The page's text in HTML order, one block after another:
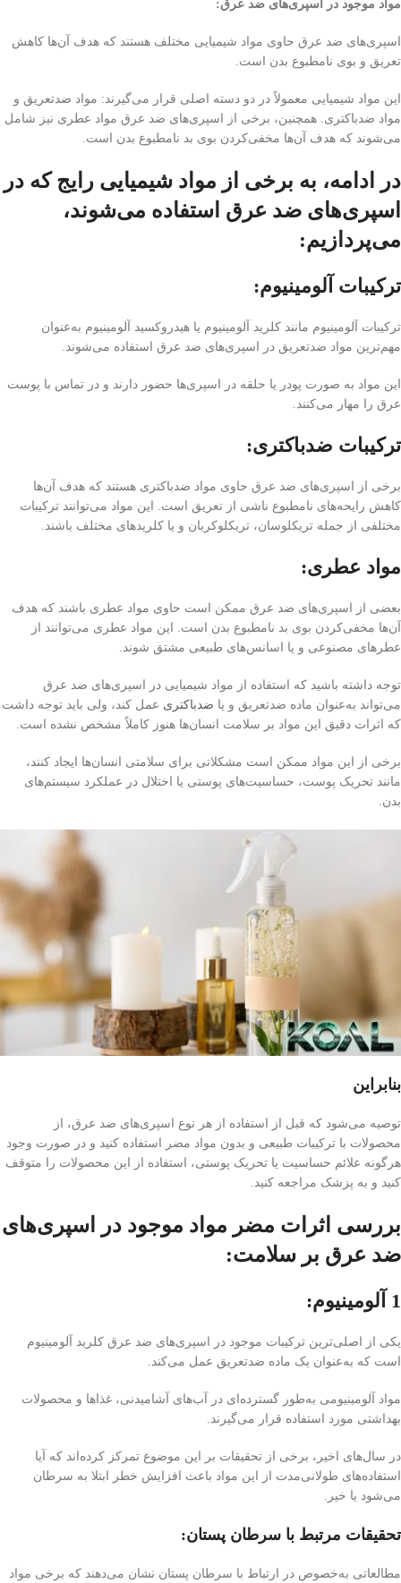
مواد موجود در اسپری‌های ضد عرق:
اسپری‌های ضد عرق حاوی مواد شیمیایی مختلف هستند که هدف آن‌ها کاهش
تعریق و بوی نامطبوع بدن است.
این مواد شیمیایی معمولاً در دو دسته اصلی قرار می‌گیرند: مواد ضد‌تعریق و
مواد ضد‌باکتری. همچنین، برخی از اسپری‌های ضد عرق مواد عطری نیز شامل
می‌شوند که هدف آن‌ها مخفی‌کردن بوی بد نامطبوع بدن است.
در ادامه، به برخی از مواد شیمیایی رایج که در
اسپری‌های ضد عرق استفاده می‌شوند،
می‌پردازیم:
ترکیبات آلومینیوم:
ترکیبات آلومینیوم مانند کلرید آلومینیوم یا هیدروکسید آلومینیوم به‌عنوان
مهم‌ترین مواد ضد‌تعریق در اسپری‌های ضد عرق استفاده می‌شوند.
این مواد به صورت پودر یا حلقه در اسپری‌ها حضور دارند و در تماس با پوست
عرق را مهار می‌کنند.
ترکیبات ضد‌باکتری:
برخی از اسپری‌های ضد عرق حاوی مواد ضد‌باکتری هستند که هدف آن‌ها
کاهش رایحه‌های نامطبوع ناشی از تعریق است. این مواد می‌توانند ترکیبات
مختلفی از جمله تریکلوسان، تریکلوکربان و یا کلرید‌های مختلف باشند.
مواد عطری:
بعضی از اسپری‌های ضد عرق ممکن است حاوی مواد عطری باشند که هدف
آن‌ها مخفی‌کردن بوی بد نامطبوع بدن است. این مواد عطری می‌توانند از
عطرهای مصنوعی و یا اسانس‌های طبیعی مشتق شوند.
توجه داشته باشید که استفاده از مواد شیمیایی در اسپری‌های ضد عرق
می‌تواند به‌عنوان ماده ضد‌تعریق و یا ضد‌باکتری عمل کند، ولی باید توجه داشت
که اثرات دقیق این مواد بر سلامت انسان‌ها هنوز کاملاً مشخص نشده است.
برخی از این مواد ممکن است مشکلاتی برای سلامتی انسان‌ها ایجاد کنند،
مانند تحریک پوست، حساسیت‌های پوستی یا اختلال در عملکرد سیستم‌های
بدن.
بنابراین
توصیه می‌شود که قبل از استفاده از هر نوع اسپری‌های ضد عرق، از
محصولات با ترکیبات طبیعی و بدون مواد مضر استفاده کنید و در صورت وجود
هرگونه علائم حساسیت یا تحریک پوستی، استفاده از این محصولات را متوقف
کنید و به پزشک مراجعه کنید.
بررسی اثرات مضر مواد موجود در اسپری‌های
ضد عرق بر سلامت:
1 آلومینیوم:
یکی از اصلی‌ترین ترکیبات موجود در اسپری‌های ضد عرق کلرید آلومینیوم
است که به‌عنوان یک ماده ضد‌تعریق عمل می‌کند.
مواد آلومینیومی به‌طور گسترده‌ای در آب‌های آشامیدنی، غذاها و محصولات
بهداشتی مورد استفاده قرار می‌گیرند.
در سال‌های اخیر، برخی از تحقیقات بر این موضوع تمرکز کرده‌اند که آیا
استفاده‌های طولانی‌مدت از این مواد باعث افزایش خطر ابتلا به سرطان
می‌شود یا خیر.
تحقیقات مرتبط با سرطان پستان:
مطالعاتی به‌خصوص در ارتباط با سرطان پستان نشان می‌دهند که برخی مواد